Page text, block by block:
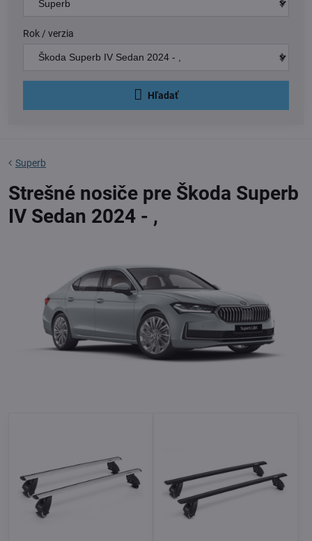
Rok / verzia
Hľadať
Superb
Strešné nosiče pre Škoda Superb
IV Sedan 2024 - ,